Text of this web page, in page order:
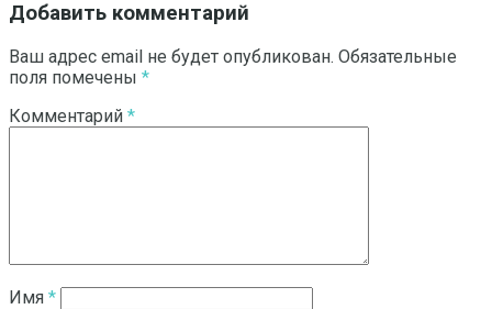
Добавить комментарий
Ваш адрес email не будет опубликован. Обязательные
поля помечены *
Комментарий *
Имя *